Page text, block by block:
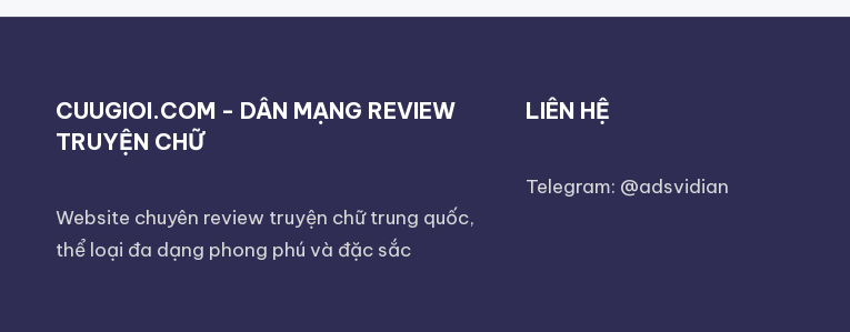
CUUGIOI.COM - DÂN MẠNG REVIEW
TRUYỆN CHỮ
Website chuyên review truyện chữ trung quốc,
thể loại đa dạng phong phú và đặc sắc
LIÊN HỆ
Telegram: @adsvidian